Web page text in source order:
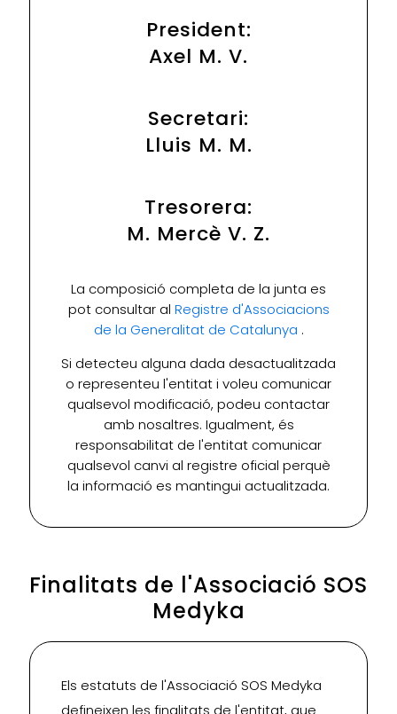
President:
Axel M. V.
Secretari:
Lluis M. M.
Tresorera:
M. Mercè V. Z.
La composició completa de la junta es
pot consultar al Registre d'Associacions
de la Generalitat de Catalunya .
Si detecteu alguna dada desactualitzada
o representeu l'entitat i voleu comunicar
qualsevol modificació, podeu contactar
amb nosaltres. Igualment, és
responsabilitat de l'entitat comunicar
qualsevol canvi al registre oficial perquè
la informació es mantingui actualitzada.
Finalitats de l'Associació SOS
Medyka
Els estatuts de l'Associació SOS Medyka
defineixen les finalitats de l'entitat, que